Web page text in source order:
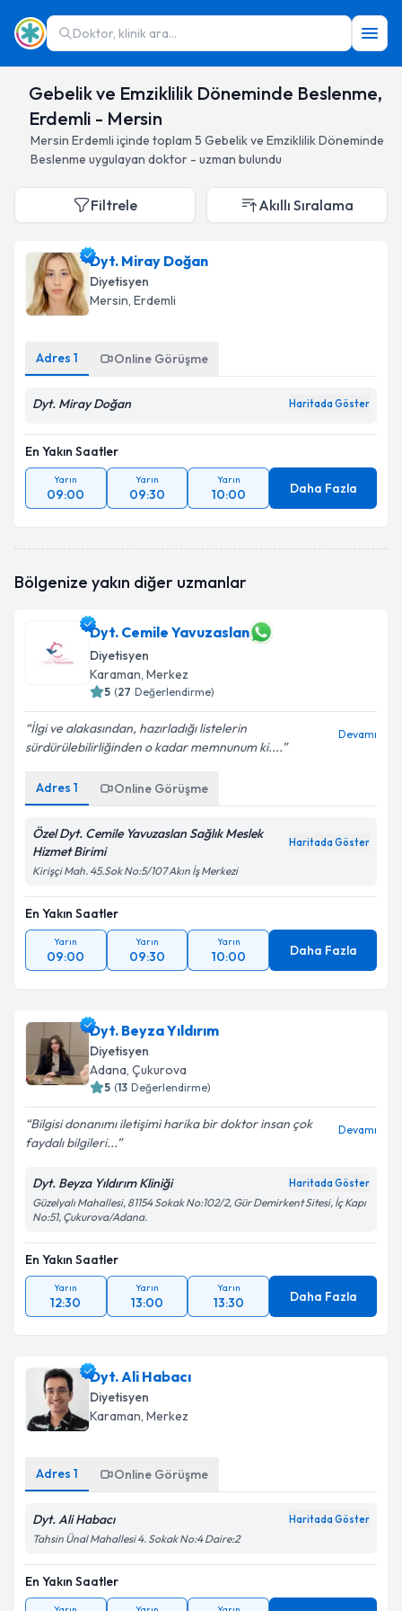
Doktor, klinik ara...
Gebelik ve Emziklilik Döneminde Beslenme,
Erdemli - Mersin
Mersin Erdemli içinde toplam 5 Gebelik ve Emziklilik Döneminde
Beslenme uygulayan doktor - uzman bulundu
Filtrele Akıllı Sıralama
Dyt. Miray Doğan
Diyetisyen
Mersin, Erdemli
Adres 1 Online Görüşme
Dyt. Miray Doğan Haritada Göster
En Yakın Saatler
Yarın
09:00
Yarın
09:30
Yarın
10:00 Daha Fazla
Bölgenize yakın diğer uzmanlar
Dyt. Cemile Yavuzaslan
Diyetisyen
Karaman, Merkez
5 (27 Değerlendirme)
İlgi ve alakasından, hazırladığı listelerin
sürdürülebilirliğinden o kadar memnunum ki....
Devamı
Adres 1 Online Görüşme
Özel Dyt. Cemile Yavuzaslan Sağlık Meslek
Hizmet Birimi
Haritada Göster
Kirişçi Mah. 45.Sok No:5/107 Akın İş Merkezi
En Yakın Saatler
Yarın
09:00
Yarın
09:30
Yarın
10:00 Daha Fazla
Dyt. Beyza Yıldırım
Diyetisyen
Adana, Çukurova
5 (13 Değerlendirme)
Bilgisi donanımı iletişimi harika bir doktor insan çok
faydalı bilgileri...
Devamı
Dyt. Beyza Yıldırım Kliniği Haritada Göster
Güzelyalı Mahallesi, 81154 Sokak No:102/2, Gür Demirkent Sitesi, İç Kapı
No:51, Çukurova/Adana.
En Yakın Saatler
Yarın
12:30
Yarın
13:00
Yarın
13:30 Daha Fazla
Dyt. Ali Habacı
Diyetisyen
Karaman, Merkez
Adres 1 Online Görüşme
Dyt. Ali Habacı Haritada Göster
Tahsin Ünal Mahallesi 4. Sokak No:4 Daire:2
En Yakın Saatler